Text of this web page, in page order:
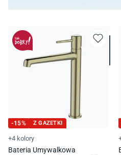
-15% Z GAZETKI
+4 kolory
Bateria Umywalkowa